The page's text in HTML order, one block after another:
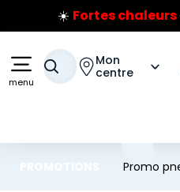
Aller au contenu principal
Aller à la navigation
☀️ Fortes chaleurs
Prix coûtant
🔥
Jusqu'à 120€ remboursés
menu
Votre recherche
Mon
centre
Promo